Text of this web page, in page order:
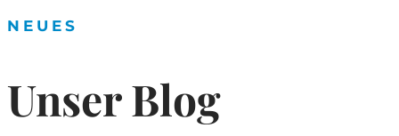
NEUES
Unser Blog